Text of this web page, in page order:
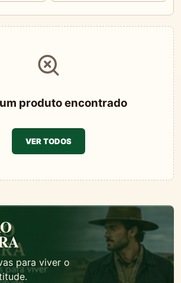
produto encontrado
VER TODOS
para viver o